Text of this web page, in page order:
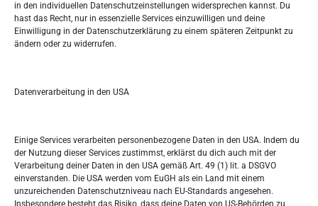
in den individuellen Datenschutzeinstellungen widersprechen kannst. Du
hast das Recht, nur in essenzielle Services einzuwilligen und deine
Einwilligung in der Datenschutzerklärung zu einem späteren Zeitpunkt zu
ändern oder zu widerrufen.
Datenverarbeitung in den USA
Einige Services verarbeiten personenbezogene Daten in den USA. Indem du
der Nutzung dieser Services zustimmst, erklärst du dich auch mit der
Verarbeitung deiner Daten in den USA gemäß Art. 49 (1) lit. a DSGVO
einverstanden. Die USA werden vom EuGH als ein Land mit einem
unzureichenden Datenschutzniveau nach EU-Standards angesehen.
Insbesondere besteht das Risiko, dass deine Daten von US-Behörden zu
S
e
a
h
M D M D F S S
1
3 4 5 6 7 8